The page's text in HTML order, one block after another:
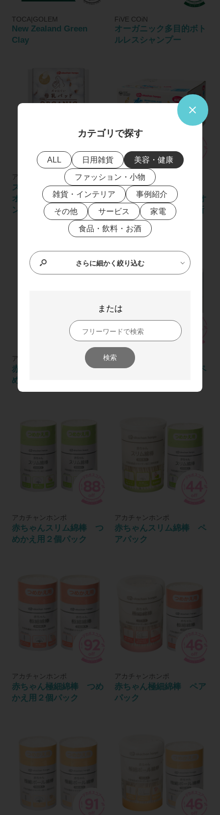
TOCA|GOLEM
New Zealand Green
Clay
FiVE COiN
オーガニック多目的ボト
ルレスシャンプー
アカチャンホンポ
ズレにくい 母乳パッド
オーガニックコットンイ
ン 80枚
アカチャンホンポ
水99％ Super プレミア
ム VEOCEL(TM) (ヴェオ
セル(TM)) 70枚×12個 新
生児からのおしりふき
アカチャンホンポ
赤ちゃんボール綿棒 つ
めかえ用２個パック
アカチャンホンポ
赤ちゃんボール綿棒 ペ
アカチャンホンポ
赤ちゃんスリム綿棒 つ
めかえ用２個パック
アカチャンホンポ
赤ちゃんスリム綿棒 ペ
アパック
アカチャンホンポ
赤ちゃん極細綿棒 つめ
かえ用２個パック
アカチャンホンポ
赤ちゃん極細綿棒 ペア
パック
カテゴリで探す
ALL 日用雑貨 美容・健康
ファッション・小物
雑貨・インテリア 事例紹介
その他 サービス 家電
食品・飲料・お酒
さらに細かく絞り込む
または
検索